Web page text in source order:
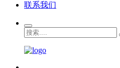
联系我们